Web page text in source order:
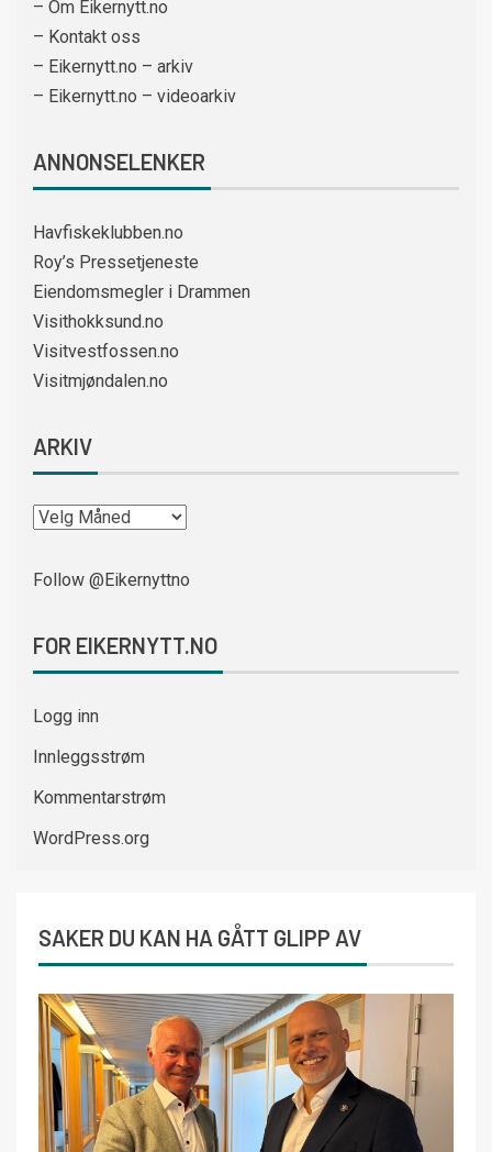
– Om Eikernytt.no
– Kontakt oss
– Eikernytt.no – arkiv
– Eikernytt.no – videoarkiv
ANNONSELENKER
Havfiskeklubben.no
Roy’s Pressetjeneste
Eiendomsmegler i Drammen
Visithokksund.no
Visitvestfossen.no
Visitmjøndalen.no
ARKIV
Follow @Eikernyttno
FOR EIKERNYTT.NO
Logg inn
Innleggsstrøm
Kommentarstrøm
WordPress.org
SAKER DU KAN HA GÅTT GLIPP AV